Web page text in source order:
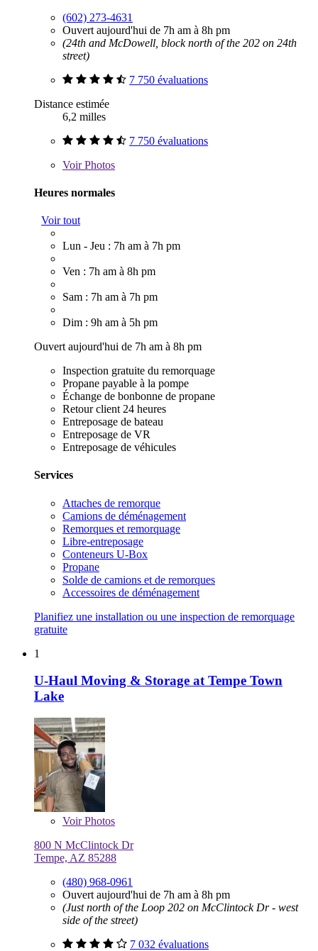
(602) 273-4631
Ouvert aujourd'hui de 7h am à 8h pm
(24th and McDowell, block north of the 202 on 24th
street)
7 750 évaluations
Distance estimée
6,2 milles
7 750 évaluations
VoirPhotos
Heures normales
Voir tout
Lun - Jeu : 7h am à 7h pm
Ven : 7h am à 8h pm
Sam : 7h am à 7h pm
Dim : 9h am à 5h pm
Ouvert aujourd'hui de 7h am à 8h pm
Inspection gratuite du remorquage
Propane payable à la pompe
Échange de bonbonne de propane
Retour client 24 heures
Entreposage de bateau
Entreposage de VR
Entreposage de véhicules
Services
Attaches de remorque
Camions de déménagement
Remorques et remorquage
Libre-entreposage
Conteneurs U-Box
Propane
Solde de camions et de remorques
Accessoires de déménagement
Planifiez une installation ou une inspection de remorquage
gratuite
1
U-Haul Moving & Storage at Tempe Town
Lake
VoirPhotos
800 N McClintock Dr
Tempe, AZ 85288
(480) 968-0961
Ouvert aujourd'hui de 7h am à 8h pm
(Just north of the Loop 202 on McClintock Dr - west
side of the street)
7 032 évaluations